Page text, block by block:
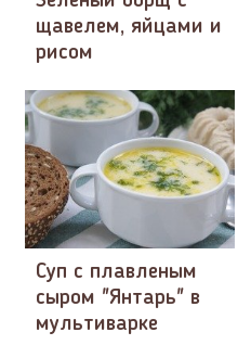
щавелем, яйцами и
рисом
Суп с плавленым
сыром "Янтарь" в
мультиварке